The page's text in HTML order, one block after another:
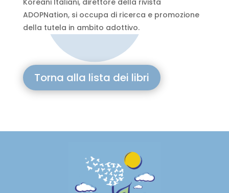
ADOPNation, si occupa di ricerca e promozione
della tutela in ambito adottivo.
Torna alla lista dei libri